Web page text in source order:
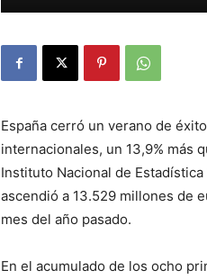
España cerró un verano de
internacionales, un 13,9% más
Instituto Nacional de
ascendió a 13.529 millones de
mes del año pasado.
En el acumulado de los ocho